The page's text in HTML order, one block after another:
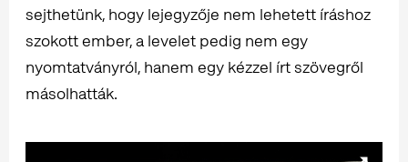
sejthetünk, hogy lejegyzője nem lehetett íráshoz
szokott ember, a levelet pedig nem egy
nyomtatványról, hanem egy kézzel írt szövegről
másolhatták.